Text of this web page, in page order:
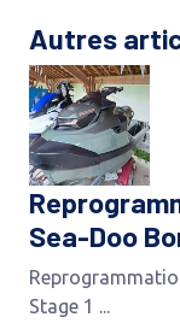
Autres
Sea-Doo
Stage 1 ...